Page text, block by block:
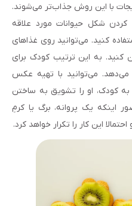
با این روش جذاب‌تر می‌شوند.
شکل حیوانات مورد علاقه
کنید. می‌توانید روی غذاهای
کنید. به این ترتیب کودک برای
می‌توانید با تهیه عکس
کودک، او را تشویق به ساختن
اینکه یک پروانه، برگ یا کرمِ
این کار را تکرار خواهد کرد.